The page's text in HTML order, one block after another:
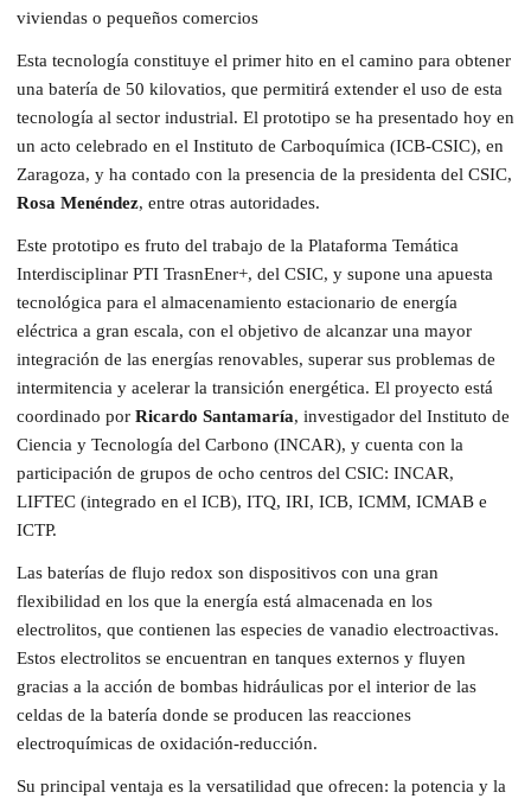
viviendas o pequeños comercios
Esta tecnología constituye el primer hito en el camino para obtener
una batería de 50 kilovatios, que permitirá extender el uso de esta
tecnología al sector industrial. El prototipo se ha presentado hoy en
un acto celebrado en el Instituto de Carboquímica (ICB-CSIC), en
Zaragoza, y ha contado con la presencia de la presidenta del CSIC,
Rosa Menéndez, entre otras autoridades.
Este prototipo es fruto del trabajo de la Plataforma Temática
Interdisciplinar PTI TrasnEner+, del CSIC, y supone una apuesta
tecnológica para el almacenamiento estacionario de energía
eléctrica a gran escala, con el objetivo de alcanzar una mayor
integración de las energías renovables, superar sus problemas de
intermitencia y acelerar la transición energética. El proyecto está
coordinado por Ricardo Santamaría, investigador del Instituto de
Ciencia y Tecnología del Carbono (INCAR), y cuenta con la
participación de grupos de ocho centros del CSIC: INCAR,
LIFTEC (integrado en el ICB), ITQ, IRI, ICB, ICMM, ICMAB e
ICTP.
Las baterías de flujo redox son dispositivos con una gran
flexibilidad en los que la energía está almacenada en los
electrolitos, que contienen las especies de vanadio electroactivas.
Estos electrolitos se encuentran en tanques externos y fluyen
gracias a la acción de bombas hidráulicas por el interior de las
celdas de la batería donde se producen las reacciones
electroquímicas de oxidación-reducción.
Su principal ventaja es la versatilidad que ofrecen: la potencia y la